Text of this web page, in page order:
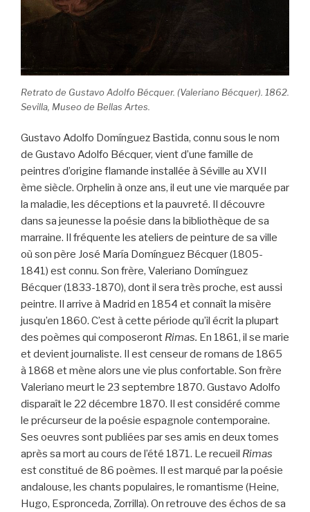
Retrato de Gustavo Adolfo Bécquer. (Valeriano Bécquer). 1862.
Sevilla, Museo de Bellas Artes.
Gustavo Adolfo Domínguez Bastida, connu sous le nom
de Gustavo Adolfo Bécquer, vient d’une famille de
peintres d’origine flamande installée à Séville au XVII
ème siècle. Orphelin à onze ans, il eut une vie marquée par
la maladie, les déceptions et la pauvreté. Il découvre
dans sa jeunesse la poésie dans la bibliothèque de sa
marraine. Il fréquente les ateliers de peinture de sa ville
où son père José María Domínguez Bécquer (1805-
1841) est connu. Son frère, Valeriano Domínguez
Bécquer (1833-1870), dont il sera très proche, est aussi
peintre. Il arrive à Madrid en 1854 et connaît la misère
jusqu’en 1860. C’est à cette période qu’il écrit la plupart
des poèmes qui composeront Rimas. En 1861, il se marie
et devient journaliste. Il est censeur de romans de 1865
à 1868 et mène alors une vie plus confortable. Son frère
Valeriano meurt le 23 septembre 1870. Gustavo Adolfo
disparaît le 22 décembre 1870. Il est considéré comme
le précurseur de la poésie espagnole contemporaine.
Ses oeuvres sont publiées par ses amis en deux tomes
après sa mort au cours de l’été 1871. Le recueil Rimas
est constitué de 86 poèmes. Il est marqué par la poésie
andalouse, les chants populaires, le romantisme (Heine,
Hugo, Espronceda, Zorrilla). On retrouve des échos de sa